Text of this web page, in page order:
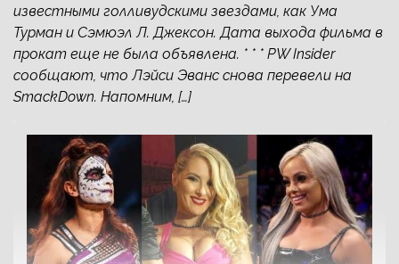
известными голливудскими звездами, как Ума
Турман и Сэмюэл Л. Джексон. Дата выхода фильма в
прокат еще не была объявлена. * * * PW Insider
сообщают, что Лэйси Эванс снова перевели на
SmackDown. Напомним, […]